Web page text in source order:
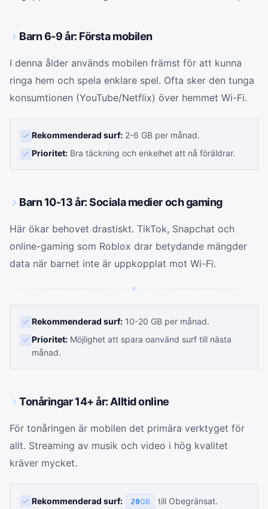
Barn 6-9 år: Första mobilen
I denna ålder används mobilen främst för att kunna
ringa hem och spela enklare spel. Ofta sker den tunga
konsumtionen (YouTube/Netflix) över hemmet Wi-Fi.
Rekommenderad surf: 2-6 GB per månad.
Prioritet: Bra täckning och enkelhet att nå föräldrar.
Barn 10-13 år: Sociala medier och gaming
Här ökar behovet drastiskt. TikTok, Snapchat och
online-gaming som Roblox drar betydande mängder
data när barnet inte är uppkopplat mot Wi-Fi.
Rekommenderad surf: 10-20 GB per månad.
Prioritet: Möjlighet att spara oanvänd surf till nästa
månad.
Tonåringar 14+ år: Alltid online
För tonåringen är mobilen det primära verktyget för
allt. Streaming av musik och video i hög kvalitet
kräver mycket.
Rekommenderad surf: 20GB till Obegränsat.